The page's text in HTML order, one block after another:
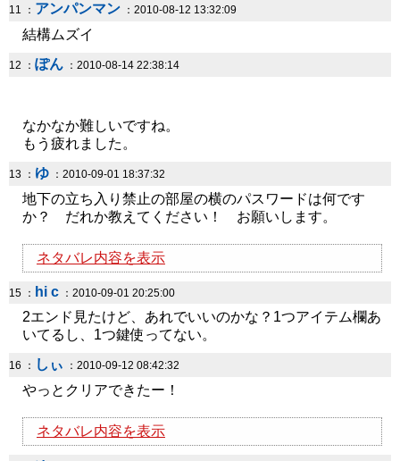
11 ： アンパンマン ：2010-08-12 13:32:09
結構ムズイ
12 ： ぽん ：2010-08-14 22:38:14
なかなか難しいですね。
もう疲れました。
13 ： ゆ ：2010-09-01 18:37:32
地下の立ち入り禁止の部屋の横のパスワードは何です
か？ だれか教えてください！ お願いします。
ネタバレ内容を表示
15 ： hi c ：2010-09-01 20:25:00
2エンド見たけど、あれでいいのかな？1つアイテム欄あ
いてるし、1つ鍵使ってない。
16 ： しぃ ：2010-09-12 08:42:32
やっとクリアできたー！
ネタバレ内容を表示